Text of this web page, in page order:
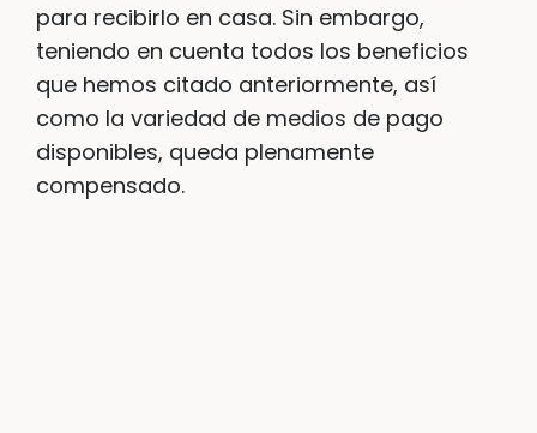
para recibirlo en casa. Sin embargo,
teniendo en cuenta todos los beneficios
que hemos citado anteriormente, así
como la variedad de medios de pago
disponibles, queda plenamente
compensado.